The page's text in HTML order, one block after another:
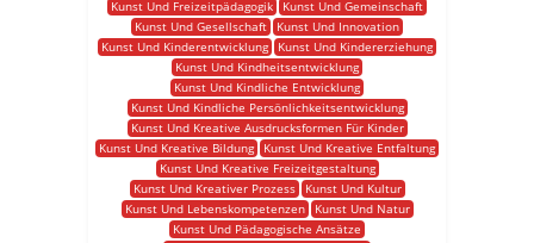
Kunst Und Freizeitpädagogik
Kunst Und Gemeinschaft
Kunst Und Gesellschaft
Kunst Und Innovation
Kunst Und Kinderentwicklung
Kunst Und Kindererziehung
Kunst Und Kindheitsentwicklung
Kunst Und Kindliche Entwicklung
Kunst Und Kindliche Persönlichkeitsentwicklung
Kunst Und Kreative Ausdrucksformen Für Kinder
Kunst Und Kreative Bildung
Kunst Und Kreative Entfaltung
Kunst Und Kreative Freizeitgestaltung
Kunst Und Kreativer Prozess
Kunst Und Kultur
Kunst Und Lebenskompetenzen
Kunst Und Natur
Kunst Und Pädagogische Ansätze